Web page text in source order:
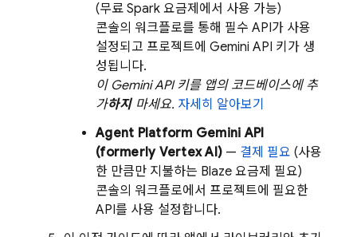
(무료 Spark 요금제에서 사용 가능)
콘솔의 워크플로를 통해 필수 API가 사용
설정되고 프로젝트에 Gemini API 키가 생
성됩니다.
이 GeminiAPI 키를 앱의 코드베이스에 추
가하지마세요. 자세히 알아보기
Agent Platform Gemini API
(formerly Vertex AI) — 결제 필요 (사용
한 만큼만 지불하는 Blaze 요금제 필요)
콘솔의 워크플로에서 프로젝트에 필요한
API를 사용 설정합니다.